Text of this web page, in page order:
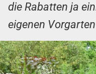
die Rabatten ja
eigenen